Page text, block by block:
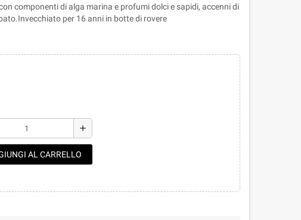
componenti di alga marina e profumi dolci e sapidi, accenni di
per 16 anni in botte di rovere
add
AL CARRELLO